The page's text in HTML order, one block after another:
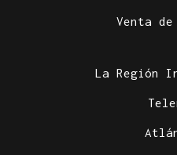
Venta de
La Región